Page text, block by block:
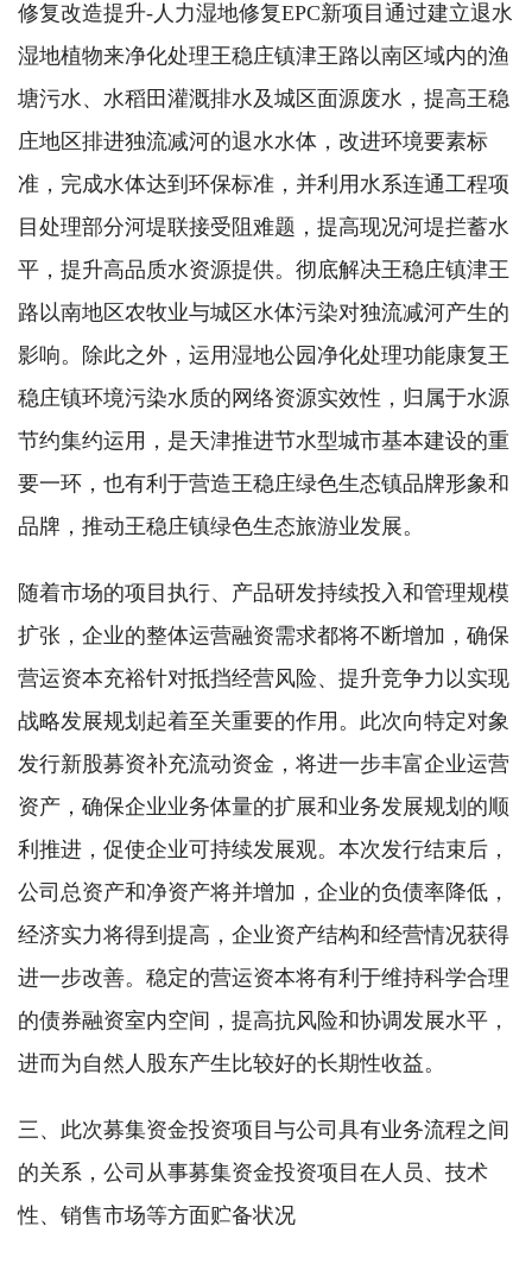
修复改造提升-人力湿地修复EPC新项目通过建立退水
湿地植物来净化处理王稳庄镇津王路以南区域内的渔
塘污水、水稻田灌溉排水及城区面源废水，提高王稳
庄地区排进独流减河的退水水体，改进环境要素标
准，完成水体达到环保标准，并利用水系连通工程项
目处理部分河堤联接受阻难题，提高现况河堤拦蓄水
平，提升高品质水资源提供。彻底解决王稳庄镇津王
路以南地区农牧业与城区水体污染对独流减河产生的
影响。除此之外，运用湿地公园净化处理功能康复王
稳庄镇环境污染水质的网络资源实效性，归属于水源
节约集约运用，是天津推进节水型城市基本建设的重
要一环，也有利于营造王稳庄绿色生态镇品牌形象和
品牌，推动王稳庄镇绿色生态旅游业发展。
随着市场的项目执行、产品研发持续投入和管理规模
扩张，企业的整体运营融资需求都将不断增加，确保
营运资本充裕针对抵挡经营风险、提升竞争力以实现
战略发展规划起着至关重要的作用。此次向特定对象
发行新股募资补充流动资金，将进一步丰富企业运营
资产，确保企业业务体量的扩展和业务发展规划的顺
利推进，促使企业可持续发展观。本次发行结束后，
公司总资产和净资产将并增加，企业的负债率降低，
经济实力将得到提高，企业资产结构和经营情况获得
进一步改善。稳定的营运资本将有利于维持科学合理
的债券融资室内空间，提高抗风险和协调发展水平，
进而为自然人股东产生比较好的长期性收益。
三、此次募集资金投资项目与公司具有业务流程之间
的关系，公司从事募集资金投资项目在人员、技术
性、销售市场等方面贮备状况